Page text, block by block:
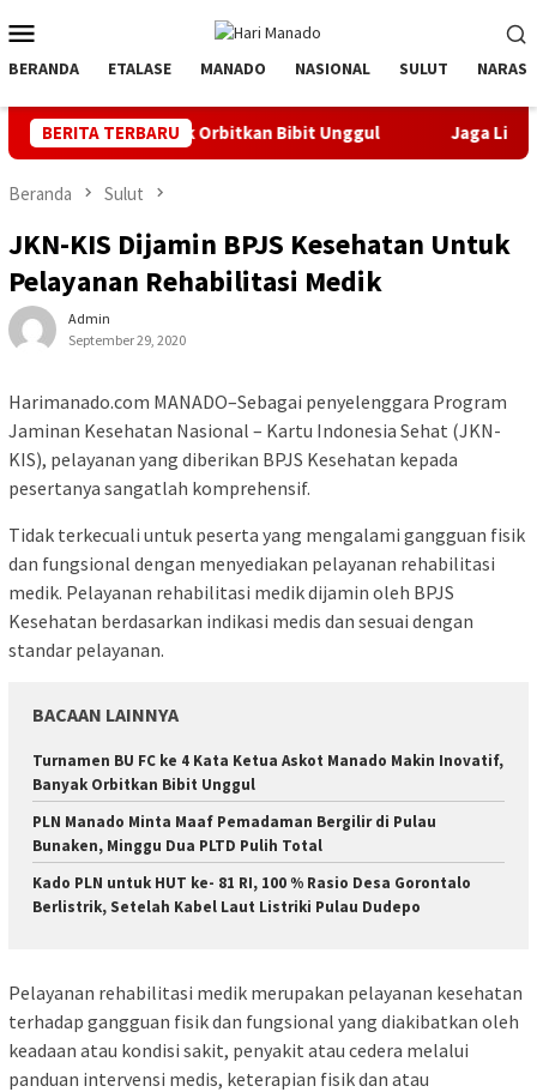
ke
kontenMobile
BERANDA ETALASE MANADO NASIONAL SULUT NARASI
BERITA TERBARU
Orbitkan Bibit Unggul Jaga Listrik Andal Jelang
Beranda Sulut
JKN-KIS Dijamin BPJS Kesehatan Untuk
Pelayanan Rehabilitasi Medik
Admin
September 29, 2020
Harimanado.com MANADO–Sebagai penyelenggara Program
Jaminan Kesehatan Nasional – Kartu Indonesia Sehat (JKN-
KIS), pelayanan yang diberikan BPJS Kesehatan kepada
pesertanya sangatlah komprehensif.
Tidak terkecuali untuk peserta yang mengalami gangguan fisik
dan fungsional dengan menyediakan pelayanan rehabilitasi
medik. Pelayanan rehabilitasi medik dijamin oleh BPJS
Kesehatan berdasarkan indikasi medis dan sesuai dengan
standar pelayanan.
BACAAN LAINNYA
Turnamen BU FC ke 4 Kata Ketua Askot Manado Makin Inovatif,
Banyak Orbitkan Bibit Unggul
PLN Manado Minta Maaf Pemadaman Bergilir di Pulau
Bunaken, Minggu Dua PLTD Pulih Total
Kado PLN untuk HUT ke- 81 RI, 100 % Rasio Desa Gorontalo
Berlistrik, Setelah Kabel Laut Listriki Pulau Dudepo
Pelayanan rehabilitasi medik merupakan pelayanan kesehatan
terhadap gangguan fisik dan fungsional yang diakibatkan oleh
keadaan atau kondisi sakit, penyakit atau cedera melalui
panduan intervensi medis, keterapian fisik dan atau